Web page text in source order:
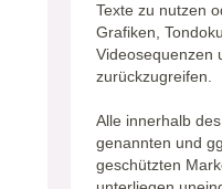
Texte zu nutzen
Grafiken,
Videosequenzen
zurückzugreifen.
Alle innerhalb
genannten und
geschützten